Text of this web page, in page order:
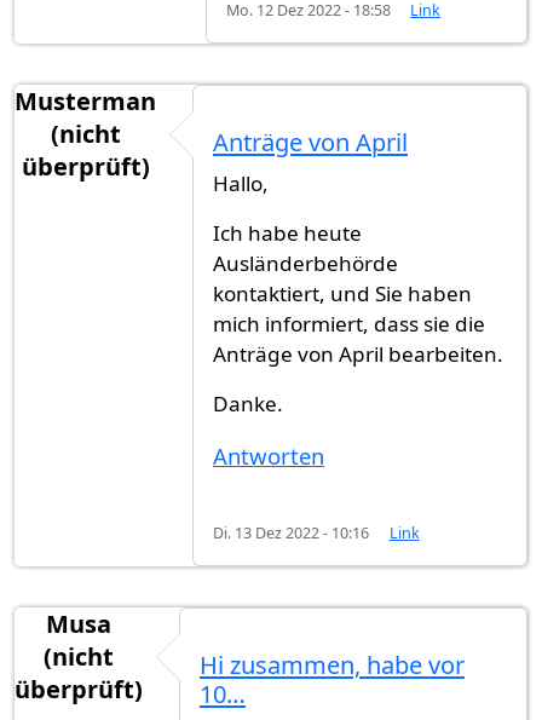
Mo. 12 Dez 2022 - 18:58 Link
Musterman
(nicht
überprüft)
Anträge von April
Hallo,
Ich habe heute
Ausländerbehörde
kontaktiert, und Sie haben
mich informiert, dass sie die
Anträge von April bearbeiten.
Danke.
Antworten
Di. 13 Dez 2022 - 10:16 Link
Musa
(nicht
überprüft)
Hi zusammen, habe vor
10…